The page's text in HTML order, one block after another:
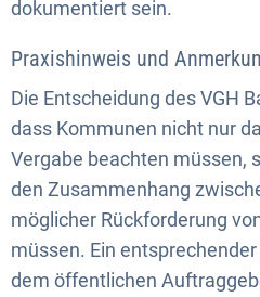
dokumentiert sein.
Praxishinweis und
Die Entscheidung des VGH
dass Kommunen nicht nur
Vergabe beachten müssen,
den Zusammenhang
möglicher Rückforderung
müssen. Ein
dem öffentlichen